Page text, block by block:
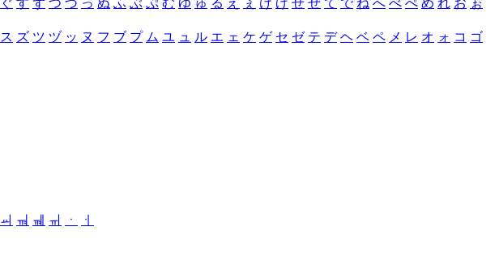
ぐ す ず つ づ っ ぬ ふ ぶ ぷ む ゆ ゅ る え ぇ け げ せ ぜ て で ね へ べ ぺ め れ お ぉ
ス ズ ツ ヅ ッ ヌ フ ブ プ ム ユ ュ ル エ ェ ケ ゲ セ ゼ テ デ ヘ ベ ペ メ レ オ ォ コ ゴ
ㆉ ㆊ ㆋ ㆌ ㆍ
ㆎ